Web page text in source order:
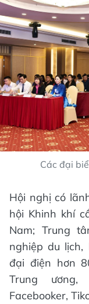
Các đại
Hội nghị có
hội Khinh khí
Nam; Trung
nghiệp du
đại điện hơn
Trung ương,
Facebooker,